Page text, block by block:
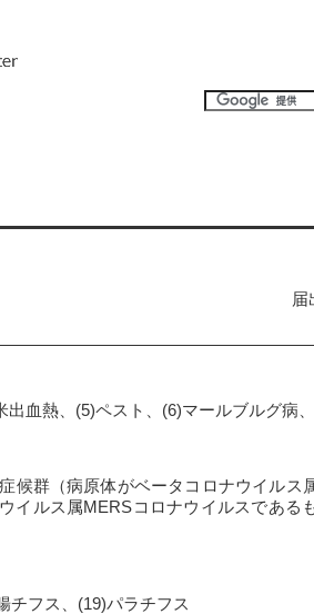
届
血熱、(5)ペスト、(6)マールブルグ病
候群（病原体がベータコロナウイルス
イルス属MERSコロナウイルスである
チフス、(19)パラチフス